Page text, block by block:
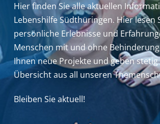
Hier finden Sie alle aktuellen
Lebenshilfe Südthüringen. Hier lesen
persönliche Erlebnisse und
Menschen mit und ohne
Ihnen neue Projekte und geben stetig
Übersicht aus all unseren
Bleiben Sie aktuell!